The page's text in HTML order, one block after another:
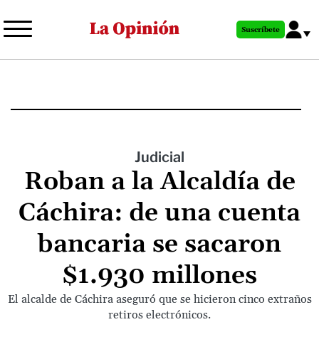
al
principal
Suscríbete
Judicial
Roban a la Alcaldía de
Cáchira: de una cuenta
bancaria se sacaron
$1.930 millones
El alcalde de Cáchira aseguró que se hicieron cinco extraños
retiros electrónicos.